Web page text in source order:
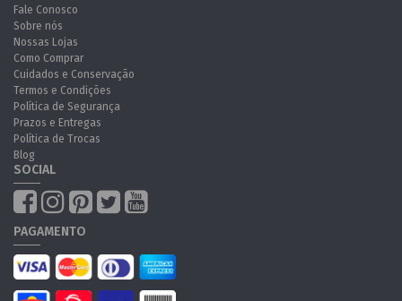
Fale Conosco
Sobre nós
Nossas Lojas
Como Comprar
Cuidados e Conservação
Termos e Condições
Política de Segurança
Prazos e Entregas
Política de Trocas
Blog
SOCIAL
PAGAMENTO